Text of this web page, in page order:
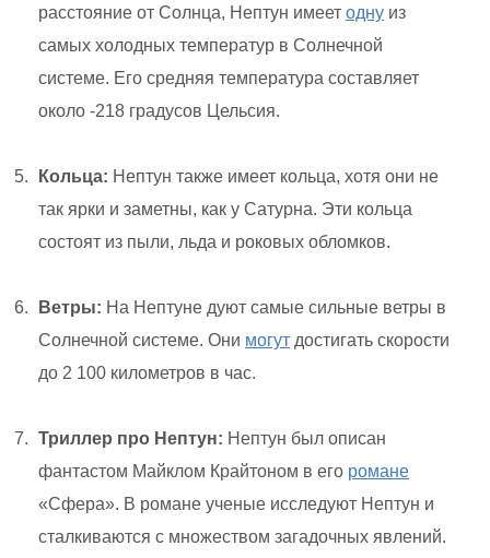
расстояние от Солнца, Нептун имеет одну из
самых холодных температур в Солнечной
системе. Его средняя температура составляет
около -218 градусов Цельсия.
Кольца: Нептун также имеет кольца, хотя они не
так ярки и заметны, как у Сатурна. Эти кольца
состоят из пыли, льда и роковых обломков.
Ветры: На Нептуне дуют самые сильные ветры в
Солнечной системе. Они могут достигать скорости
до 2 100 километров в час.
Триллер про Нептун: Нептун был описан
фантастом Майклом Крайтоном в его романе
«Сфера». В романе ученые исследуют Нептун и
сталкиваются с множеством загадочных явлений.